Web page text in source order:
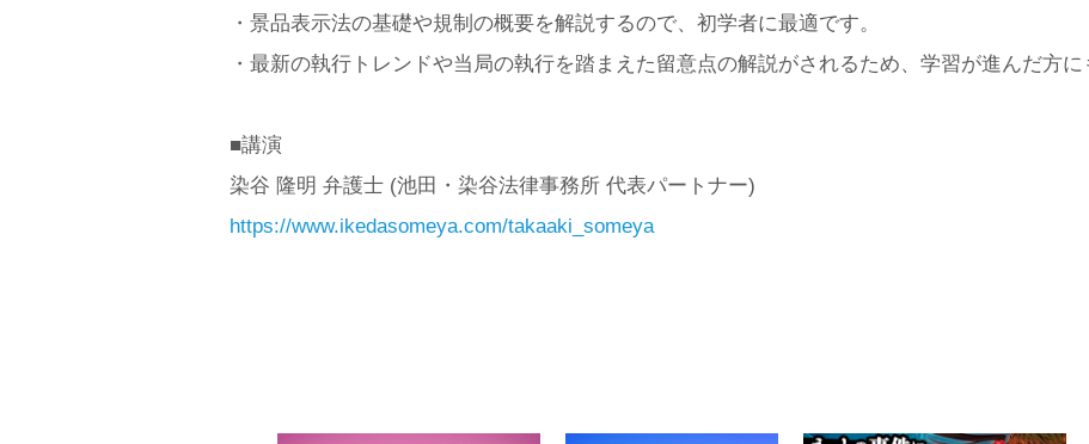
・景品表示法の基礎や規制の概要を解説するので、初学者に最適です。
・最新の執行トレンドや当局の執行を踏まえた留意点の解説がされるため、学習が進んだ方に
■講演
染谷 隆明 弁護士 (池田・染谷法律事務所 代表パートナー)
https://www.ikedasomeya.com/takaaki_someya